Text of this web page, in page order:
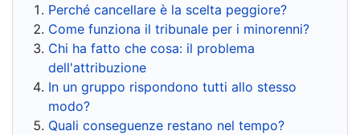
Perché cancellare è la scelta peggiore?
Come funziona il tribunale per i minorenni?
Chi ha fatto che cosa: il problema
dell'attribuzione
In un gruppo rispondono tutti allo stesso
modo?
Quali conseguenze restano nel tempo?